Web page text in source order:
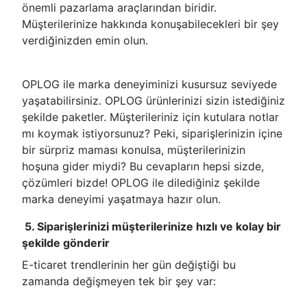
önemli pazarlama araçlarından biridir.
Müşterilerinize hakkında konuşabilecekleri bir şey
verdiğinizden emin olun.
OPLOG ile marka deneyiminizi kusursuz seviyede
yaşatabilirsiniz. OPLOG ürünlerinizi sizin istediğiniz
şekilde paketler. Müşterileriniz için kutulara notlar
mı koymak istiyorsunuz? Peki, siparişlerinizin içine
bir sürpriz maması konulsa, müşterilerinizin
hoşuna gider miydi? Bu cevapların hepsi sizde,
çözümleri bizde! OPLOG ile dilediğiniz şekilde
marka deneyimi yaşatmaya hazır olun.
5. Siparişlerinizi müşterilerinize hızlı ve kolay bir
şekilde gönderir
E-ticaret trendlerinin her gün değiştiği bu
zamanda değişmeyen tek bir şey var: